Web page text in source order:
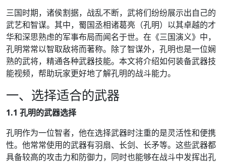
三国时期，诸侯割据，战乱不断，武将们纷纷展示出自己的
武艺和智谋。其中，蜀国丞相诸葛亮（孔明）以其卓越的才
华和深思熟虑的军事布局而闻名于世。在《三国演义》中，
孔明常常以智取敌将而著称。除了智谋外，孔明也是一位娴
熟的武将，精通各种武器技能。本文将介绍如何装备武器技
能视频，帮助玩家更好地了解孔明的战斗能力。
一、选择适合的武器
1.1 孔明的武器选择
孔明作为一位智者，他在选择武器时注重的是灵活性和便携
性。他常常使用的武器有羽扇、长剑、长矛等。这些武器都
具备较高的攻击力和防御力，同时也能够在战斗中发挥出孔